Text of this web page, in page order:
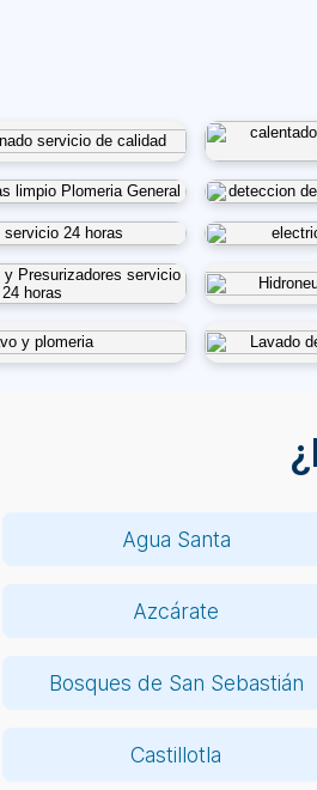
Agua Santa
Azcárate
Bosques de San Sebastián
Castillotla